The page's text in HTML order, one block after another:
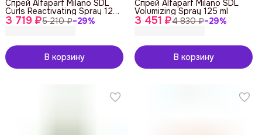
3 719 ₽5 210 ₽−29%
Спрей Alfaparf Milano SDL
Curls Reactivating Spray 125
ml
В корзину
3 451 ₽4 830 ₽−29%
Спрей Alfaparf Milano SDL
Volumizing Spray 125 ml
В корзину